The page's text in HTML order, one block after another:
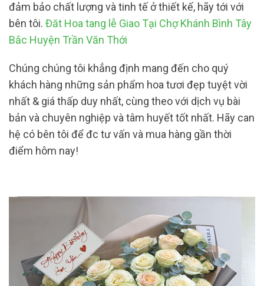
đảm bảo chất lượng và tinh tế ở thiết kế, hãy tới với
bên tôi. Đăt Hoa tang lễ Giao Tại Chợ Khánh Bình Tây
Bắc Huyện Trần Văn Thới
Chúng chúng tôi khẳng định mang đến cho quý
khách hàng những sản phẩm hoa tươi đẹp tuyệt vời
nhất & giá thấp duy nhất, cùng theo với dịch vụ bài
bản và chuyên nghiệp và tâm huyết tốt nhất. Hãy can
hệ có bên tôi để đc tư vấn và mua hàng gần thời
điểm hôm nay!